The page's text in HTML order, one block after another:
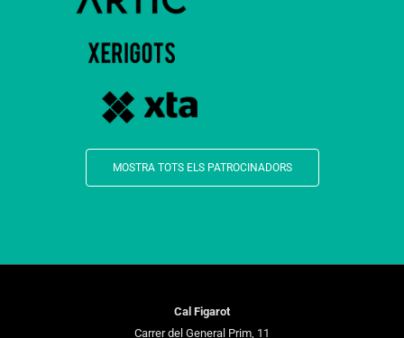
MOSTRA TOTS ELS PATROCINADORS
Cal Figarot
Carrer del General Prim, 11